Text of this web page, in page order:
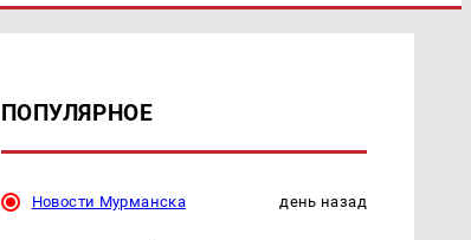
ПОПУЛЯРНОЕ
Новости Мурманска день назад